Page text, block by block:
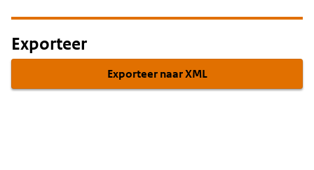
Exporteer
Exporteer naar XML